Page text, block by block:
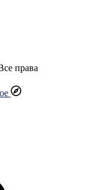
права